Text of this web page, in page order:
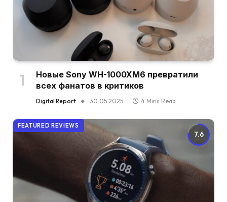
Новые Sony WH-1000XM6 превратили
всех фанатов в критиков
Digital Report 30.05.2025 4 Mins Read
7.6
FEATURED REVIEWS